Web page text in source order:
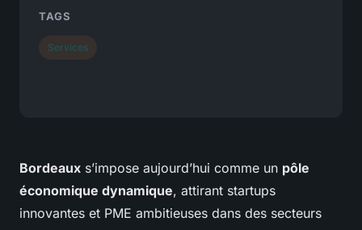
Bordeaux s’impose aujourd’hui comme un pôle
économique dynamique, attirant startups
innovantes et PME ambitieuses dans des secteurs
TAGS
Services